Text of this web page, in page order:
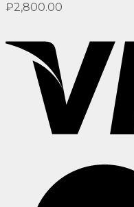
₽2,800.00